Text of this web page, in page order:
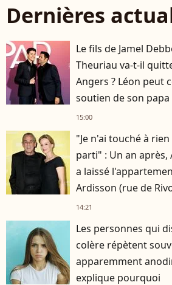
Dernières
Le fils de Jamel
Theuriau va-t-il
Angers ? Léon peut
soutien de son papa
15:00
"Je n'ai touché à
parti" : Un an après,
a laissé
Ardisson (rue de
14:21
Les personnes qui
colère répètent
apparemment
explique pourquoi